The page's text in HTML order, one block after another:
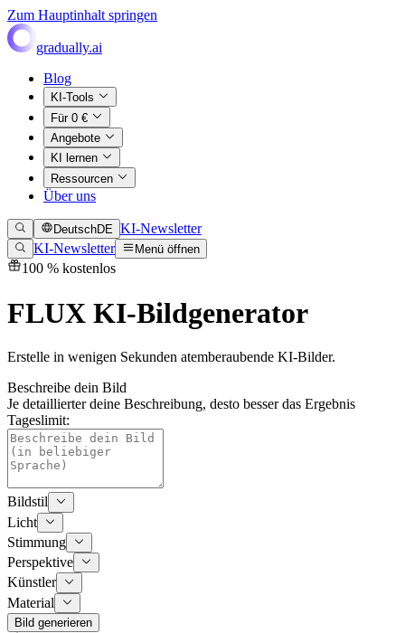
Zum Hauptinhalt springen
gradually.ai
Blog
KI-Tools
Für 0 €
Angebote
KI lernen
Ressourcen
Über uns
DeutschDE KI-Newsletter
KI-Newsletter
Menü öffnen
100 % kostenlos
FLUX KI-Bildgenerator
Erstelle in wenigen Sekunden atemberaubende KI-Bilder.
Beschreibe dein Bild
Je detaillierter deine Beschreibung, desto besser das Ergebnis
Tageslimit:
Bildstil
Licht
Stimmung
Perspektive
Künstler
Material
Bild generieren